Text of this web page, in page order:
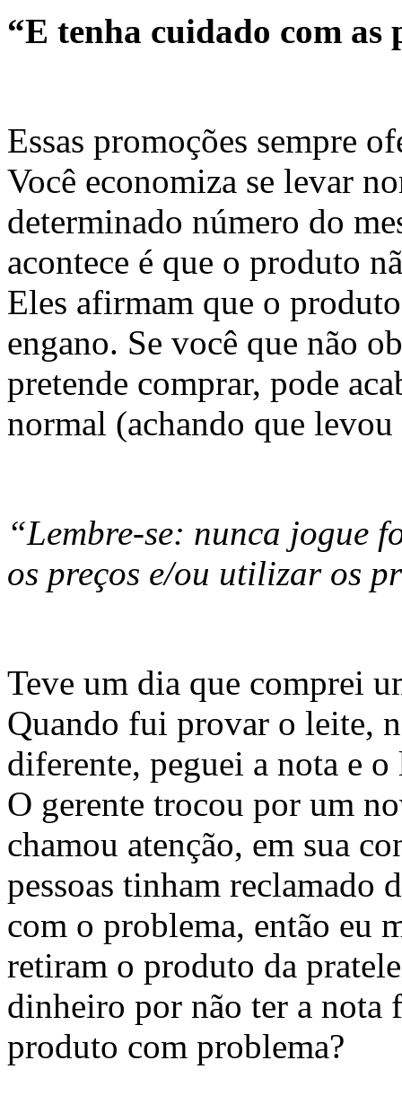
“E tenha cuidado com as
Essas promoções sempre
Você economiza se levar
determinado número do
acontece é que o produto
Eles afirmam que o
engano. Se você que não
pretende comprar, pode
normal (achando que
“Lembre-se: nunca jogue
os preços e/ou utilizar os
Teve um dia que comprei
Quando fui provar o leite,
diferente, peguei a nota e
O gerente trocou por um
chamou atenção, em sua
pessoas tinham reclamado
com o problema, então eu
retiram o produto da
dinheiro por não ter a nota
produto com problema?